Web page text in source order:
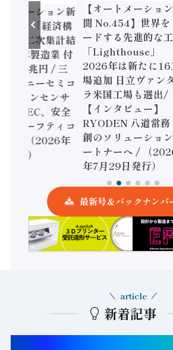
トメーション新
】「経済構
調査二次集計結
年製造業 付
額86兆円 / 三
とソニーセミコ
ジョンセンサ
/ IDEC、安全
すセーフティコ
ーラ（2026年
発行）
【オートメーショ
聞 No.454】世界を
ードする先進的な
「Lighthouse」
2026年は新たに16
場追加 日立ヴァン
ラ米国工場も選出/
【インタビュー】
RYODEN 八道常務
創のソリューショ
ートナーへ / （
年7月29日発行）
最新号＆バックナンバ
新着記事
article